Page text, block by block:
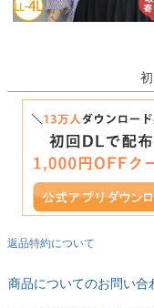
返品特約について
商品についてのお問い合